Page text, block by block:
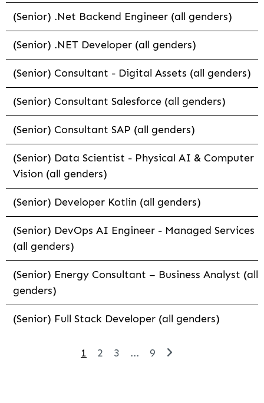
(Senior) .Net Backend Engineer (all genders)
(Senior) .NET Developer (all genders)
(Senior) Consultant - Digital Assets (all genders)
(Senior) Consultant Salesforce (all genders)
(Senior) Consultant SAP (all genders)
(Senior) Data Scientist - Physical AI & Computer
Vision (all genders)
(Senior) Developer Kotlin (all genders)
(Senior) DevOps AI Engineer - Managed Services
(all genders)
(Senior) Energy Consultant – Business Analyst (all
genders)
(Senior) Full Stack Developer (all genders)
1 2 3 ... 9